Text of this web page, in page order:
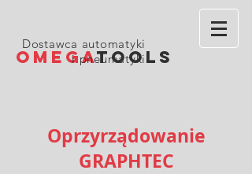
OMEGATOOLS
Dostawca automatyki
i pneumatyki
Oprzyrządowanie
GRAPHTEC